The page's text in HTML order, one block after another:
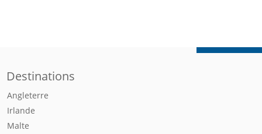
Destinations
Angleterre
Irlande
Malte